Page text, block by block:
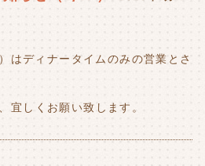
はディナータイムのみの営業とさ
宜しくお願い致します。